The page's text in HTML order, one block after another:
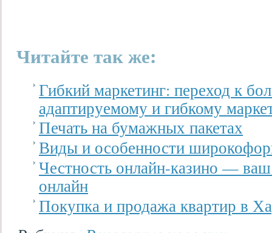
Читайте так же:
Гибкий маркетинг: переход к
адаптируемому и гибкому
Печать на бумажных пакетах
Виды и особенности
Честность онлайн-казино — ваш
онлайн
Покупка и продажа квартир в